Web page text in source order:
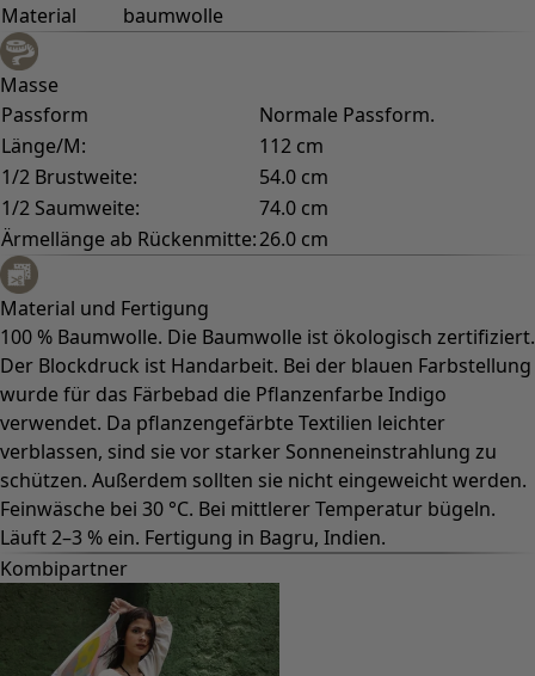
Material
baumwolle
Masse
Passform
Normale Passform.
Länge/M:
112 cm
1/2 Brustweite:
54.0 cm
1/2 Saumweite:
74.0 cm
Ärmellänge ab Rückenmitte:26.0 cm
Material und Fertigung
100 % Baumwolle. Die Baumwolle ist ökologisch zertifiziert.
Der Blockdruck ist Handarbeit. Bei der blauen Farbstellung
wurde für das Färbebad die Pflanzenfarbe Indigo
verwendet. Da pflanzengefärbte Textilien leichter
verblassen, sind sie vor starker Sonneneinstrahlung zu
schützen. Außerdem sollten sie nicht eingeweicht werden.
Feinwäsche bei 30 °C. Bei mittlerer Temperatur bügeln.
Läuft 2–3 % ein. Fertigung in Bagru, Indien.
Kombipartner